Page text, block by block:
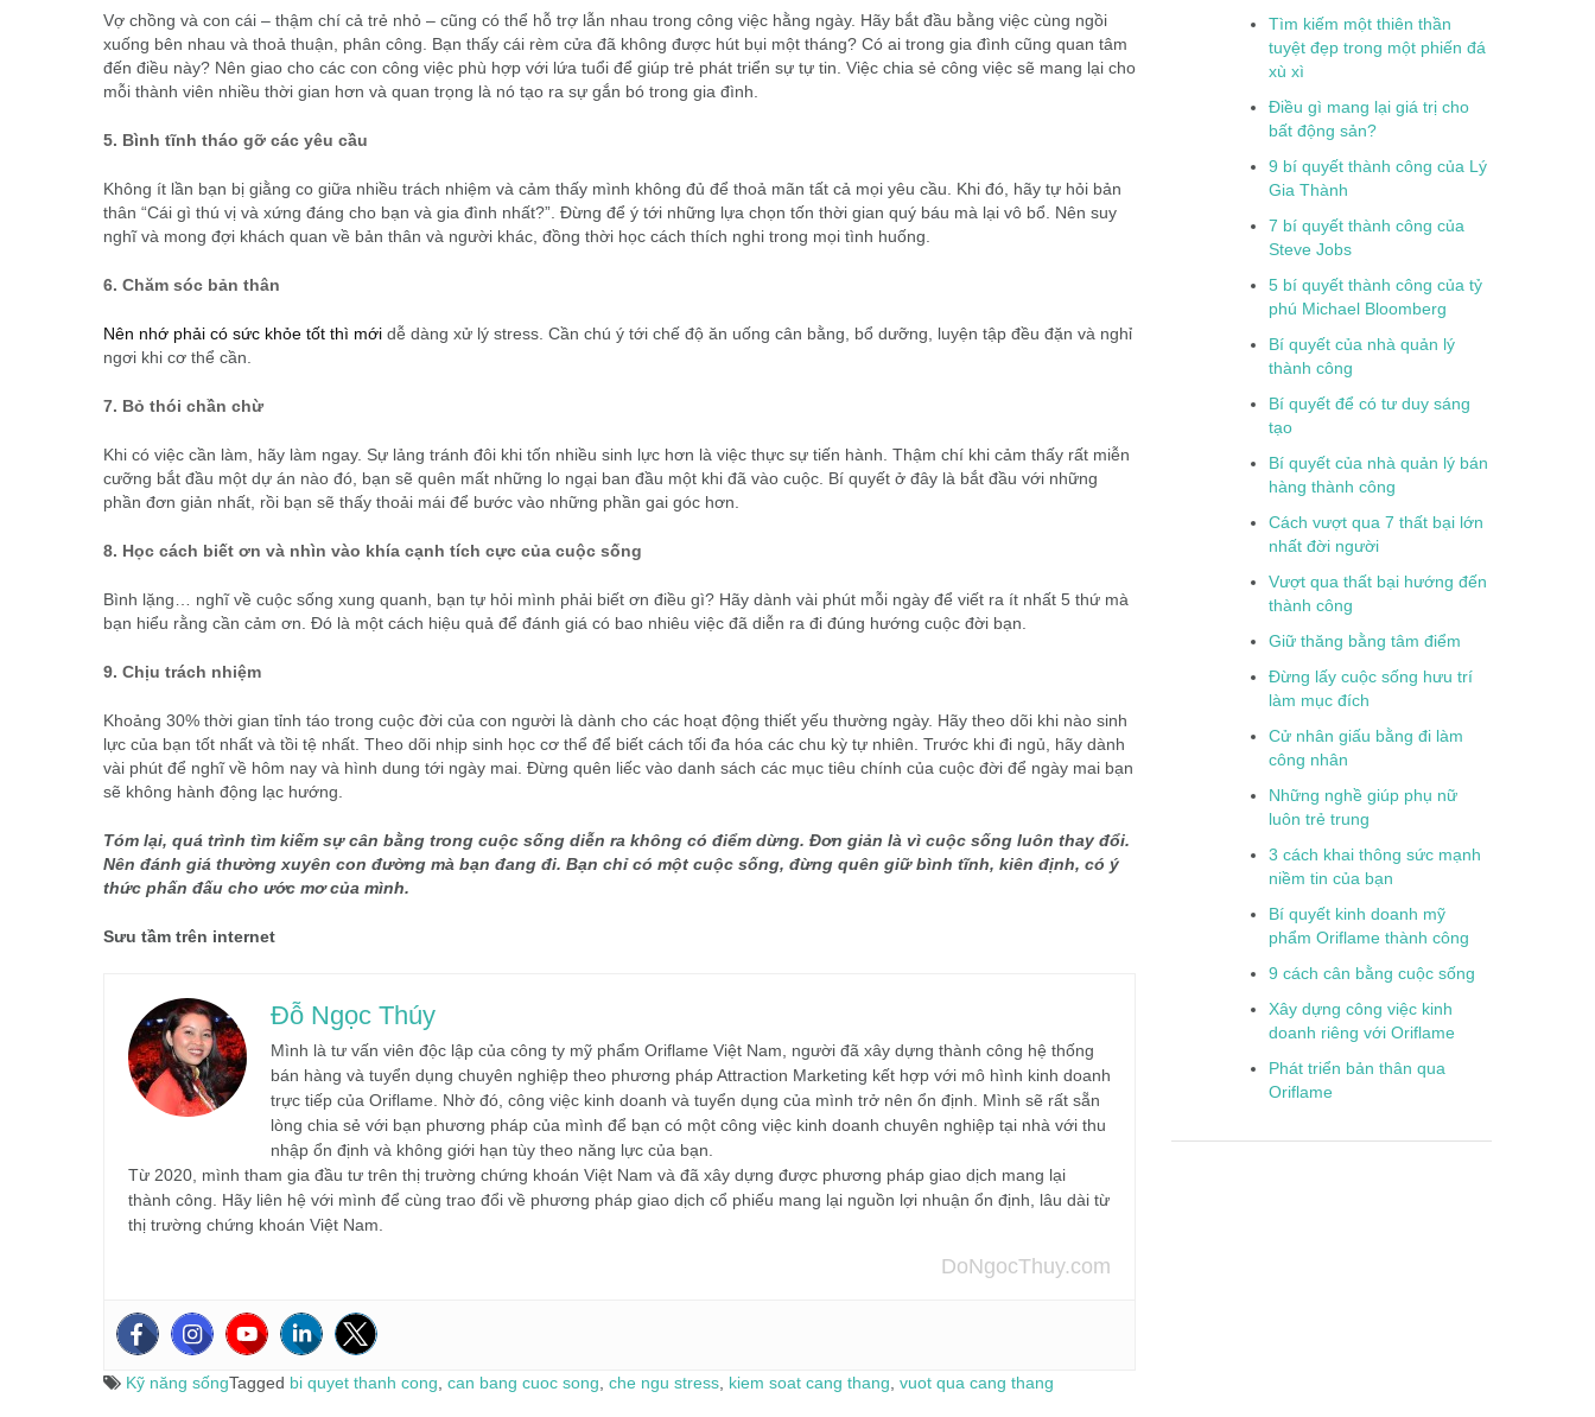
Vợ chồng và con cái – thậm chí cả trẻ nhỏ – cũng có thể hỗ trợ lẫn nhau trong công việc hằng ngày. Hãy bắt đầu bằng việc cùng ngồi
xuống bên nhau và thoả thuận, phân công. Bạn thấy cái rèm cửa đã không được hút bụi một tháng? Có ai trong gia đình cũng quan tâm
đến điều này? Nên giao cho các con công việc phù hợp với lứa tuổi để giúp trẻ phát triển sự tự tin. Việc chia sẻ công việc sẽ mang lại cho
mỗi thành viên nhiều thời gian hơn và quan trọng là nó tạo ra sự gắn bó trong gia đình.
5. Bình tĩnh tháo gỡ các yêu cầu
Không ít lần bạn bị giằng co giữa nhiều trách nhiệm và cảm thấy mình không đủ để thoả mãn tất cả mọi yêu cầu. Khi đó, hãy tự hỏi bản
thân “Cái gì thú vị và xứng đáng cho bạn và gia đình nhất?”. Đừng để ý tới những lựa chọn tốn thời gian quý báu mà lại vô bổ. Nên suy
nghĩ và mong đợi khách quan về bản thân và người khác, đồng thời học cách thích nghi trong mọi tình huống.
6. Chăm sóc bản thân
Nên nhớ phải có sức khỏe tốt thì mới dễ dàng xử lý stress. Cần chú ý tới chế độ ăn uống cân bằng, bổ dưỡng, luyện tập đều đặn và nghỉ
ngơi khi cơ thể cần.
7. Bỏ thói chần chừ
Khi có việc cần làm, hãy làm ngay. Sự lảng tránh đôi khi tốn nhiều sinh lực hơn là việc thực sự tiến hành. Thậm chí khi cảm thấy rất miễn
cưỡng bắt đầu một dự án nào đó, bạn sẽ quên mất những lo ngại ban đầu một khi đã vào cuộc. Bí quyết ở đây là bắt đầu với những
phần đơn giản nhất, rồi bạn sẽ thấy thoải mái để bước vào những phần gai góc hơn.
8. Học cách biết ơn và nhìn vào khía cạnh tích cực của cuộc sống
Bình lặng… nghĩ về cuộc sống xung quanh, bạn tự hỏi mình phải biết ơn điều gì? Hãy dành vài phút mỗi ngày để viết ra ít nhất 5 thứ mà
bạn hiểu rằng cần cảm ơn. Đó là một cách hiệu quả để đánh giá có bao nhiêu việc đã diễn ra đi đúng hướng cuộc đời bạn.
9. Chịu trách nhiệm
Khoảng 30% thời gian tỉnh táo trong cuộc đời của con người là dành cho các hoạt động thiết yếu thường ngày. Hãy theo dõi khi nào sinh
lực của bạn tốt nhất và tồi tệ nhất. Theo dõi nhịp sinh học cơ thể để biết cách tối đa hóa các chu kỳ tự nhiên. Trước khi đi ngủ, hãy dành
vài phút để nghĩ về hôm nay và hình dung tới ngày mai. Đừng quên liếc vào danh sách các mục tiêu chính của cuộc đời để ngày mai bạn
sẽ không hành động lạc hướng.
Tóm lại, quá trình tìm kiếm sự cân bằng trong cuộc sống diễn ra không có điểm dừng. Đơn giản là vì cuộc sống luôn thay đổi.
Nên đánh giá thường xuyên con đường mà bạn đang đi. Bạn chỉ có một cuộc sống, đừng quên giữ bình tĩnh, kiên định, có ý
thức phấn đấu cho ước mơ của mình.
Sưu tầm trên internet
Đỗ Ngọc Thúy
Mình là tư vấn viên độc lập của công ty mỹ phẩm Oriflame Việt Nam, người đã xây dựng thành công hệ thống
bán hàng và tuyển dụng chuyên nghiệp theo phương pháp Attraction Marketing kết hợp với mô hình kinh doanh
trực tiếp của Oriflame. Nhờ đó, công việc kinh doanh và tuyển dụng của mình trở nên ổn định. Mình sẽ rất sẵn
lòng chia sẻ với bạn phương pháp của mình để bạn có một công việc kinh doanh chuyên nghiệp tại nhà với thu
nhập ổn định và không giới hạn tùy theo năng lực của bạn.
Từ 2020, mình tham gia đầu tư trên thị trường chứng khoán Việt Nam và đã xây dựng được phương pháp giao dịch mang lại
thành công. Hãy liên hệ với mình để cùng trao đổi về phương pháp giao dịch cổ phiếu mang lại nguồn lợi nhuận ổn định, lâu dài từ
thị trường chứng khoán Việt Nam.
DoNgocThuy.com
Kỹ năng sốngTagged bi quyet thanh cong can bang cuoc song che ngu stress kiem soat cang thang vuot qua cang thang
Tìm kiếm một thiên thần
tuyệt đẹp trong một phiến đá
xù xì
Điều gì mang lại giá trị cho
bất động sản?
9 bí quyết thành công của Lý
Gia Thành
7 bí quyết thành công của
Steve Jobs
5 bí quyết thành công của tỷ
phú Michael Bloomberg
Bí quyết của nhà quản lý
thành công
Bí quyết để có tư duy sáng
tạo
Bí quyết của nhà quản lý bán
hàng thành công
Cách vượt qua 7 thất bại lớn
nhất đời người
Vượt qua thất bại hướng đến
thành công
Giữ thăng bằng tâm điểm
Đừng lấy cuộc sống hưu trí
làm mục đích
Cử nhân giấu bằng đi làm
công nhân
Những nghề giúp phụ nữ
luôn trẻ trung
3 cách khai thông sức mạnh
niềm tin của bạn
Bí quyết kinh doanh mỹ
phẩm Oriflame thành công
9 cách cân bằng cuộc sống
Xây dựng công việc kinh
doanh riêng với Oriflame
Phát triển bản thân qua
Oriflame